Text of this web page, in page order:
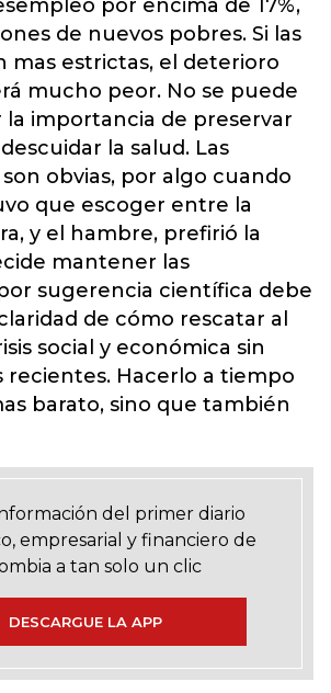
por encima de 17%,
de nuevos pobres. Si las
mas estrictas, el deterioro
mucho peor. No se puede
la importancia de preservar
la salud. Las
obvias, por algo cuando
que escoger entre la
y el hambre, prefirió la
mantener las
sugerencia científica debe
de cómo rescatar al
social y económica sin
Hacerlo a tiempo
barato, sino que también
del primer diario
empresarial y financiero de
a tan solo un clic
DESCARGUE LA APP